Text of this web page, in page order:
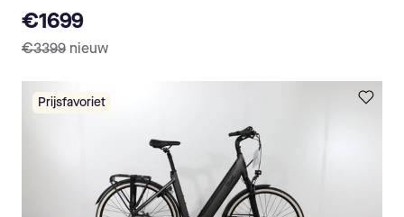
€1699
€3399 nieuw
Prijsfavoriet